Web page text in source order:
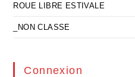
ROUE LIBRE ESTIVALE
_NON CLASSE
Connexion